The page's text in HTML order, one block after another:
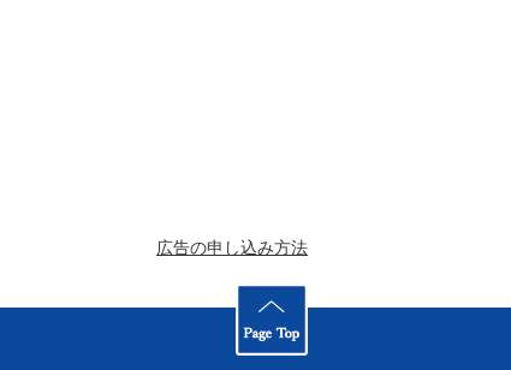
広告の申し込み方法